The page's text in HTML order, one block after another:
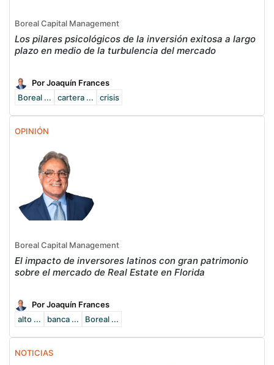
Boreal Capital Management
Los pilares psicológicos de la inversión exitosa a largo
plazo en medio de la turbulencia del mercado
Por Joaquín Frances
Boreal ...
cartera ... crisis
OPINIÓN
Boreal Capital Management
El impacto de inversores latinos con gran patrimonio
sobre el mercado de Real Estate en Florida
Por Joaquín Frances
alto ...
banca ... Boreal ...
NOTICIAS